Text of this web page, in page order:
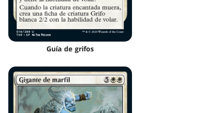
Guía de grifos